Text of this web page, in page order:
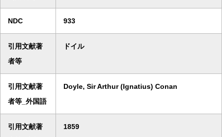
NDC 933
引用文献著
者等
ドイル
引用文献著
者等_外国語
Doyle, Sir Arthur (Ignatius) Conan
引用文献著
1859